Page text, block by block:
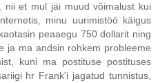
nii et mul jäi muud võimalust kui
minu uurimistöö käigus
peaaegu 750 dollarit ning
ja ma andsin rohkem probleeme
kuni ma postituse postituses
hr Frank'i jagatud tunnistus,